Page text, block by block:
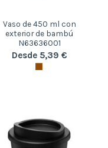
Vaso de 450 ml con
exterior de bambú
N63636001
Desde 5,39 €